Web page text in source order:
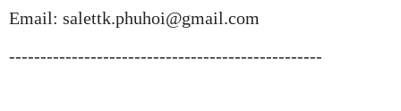
Email: salettk.phuhoi@gmail.com
--------------------------------------------------